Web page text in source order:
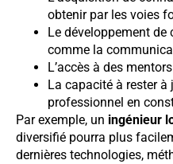
obtenir par les voies
Le développement de
comme la
L’accès à des
La capacité à rester
professionnel en
Par exemple, un ingénieur
diversifié pourra plus
dernières technologies,